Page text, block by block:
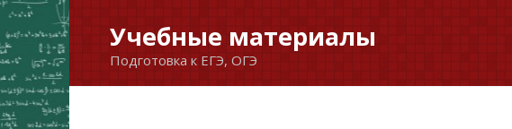
Перейти
к
содержанию
Учебные материалы
Подготовка к ЕГЭ, ОГЭ